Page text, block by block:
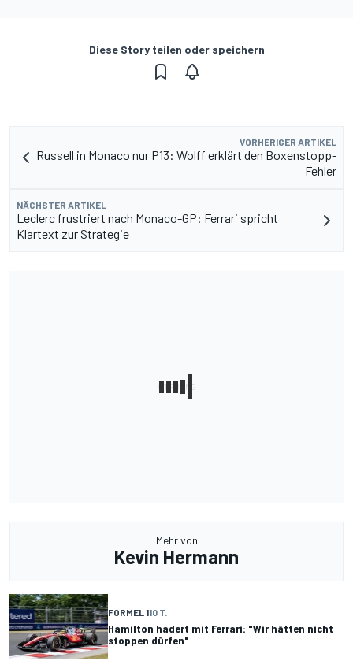
Diese Story teilen oder speichern
VORHERIGER ARTIKEL
Russell in Monaco nur P13: Wolff erklärt den Boxenstopp-
Fehler
NÄCHSTER ARTIKEL
Leclerc frustriert nach Monaco-GP: Ferrari spricht
Klartext zur Strategie
Mehr von
Kevin Hermann
FORMEL 110 T.
Hamilton hadert mit Ferrari: "Wir hätten nicht
stoppen dürfen"